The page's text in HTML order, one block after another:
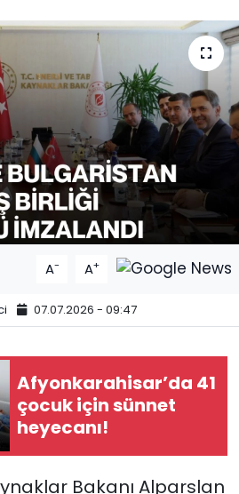
A- A+
07.07.2026 - 09:47
Afyonkarahisar’da 41
çocuk için sünnet
heyecanı!
Bakanı Alparslan